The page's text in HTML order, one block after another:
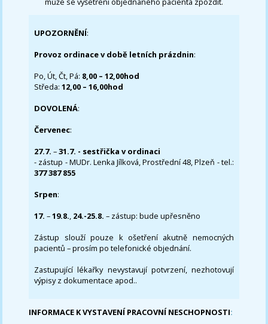
UPOZORNĚNÍ:
Provoz ordinace v době letních prázdnin:
Po, Út, Čt, Pá: 8,00 – 12,00hod
Středa:12,00 – 16,00hod
DOVOLENÁ:
Červenec:
27.7.–31.7. - sestřička v ordinaci
- zástup - MUDr. Lenka Jílková, Prostřední 48, Plzeň - tel.:
377 387 855
Srpen:
17. –19.8., 24.-25.8. – zástup: bude upřesněno
Zástup slouží pouze k ošetření akutně nemocných
pacientů – prosím po telefonické objednání.
Zastupující lékařky nevystavují potvrzení, nezhotovují
výpisy z dokumentace apod..
INFORMACE K VYSTAVENÍ PRACOVNÍ NESCHOPNOSTI: